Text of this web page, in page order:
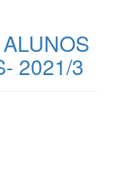
2021/3